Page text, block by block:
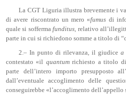
La CGT Liguria illustra brevemente i
di avere riscontrato un mero «fumus di
quale si soffermafunditus relativo
parte in cui si richiedono somme a titolo di
2.– In punto di rilevanza, il giudice a
contestato «il quantumrichiesto a titolo di
parte dell’intero importo presupposto
dall’eventuale accoglimento delle
conseguirebbe «l’accoglimento